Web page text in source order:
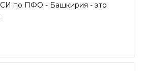
по ПФО - Башкирия - это